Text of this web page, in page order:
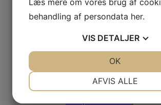
Sprøjter og Forstøvere
Fjernstyret Redskabsbærer
Personligt Sikkerhedsudstyr
Tilbehør til Robot plæneklipper
Traktor og Rider tilbehør
Trimmer og Buskrydder Tilbehør
Kædesav tilbehør
behandling af persondata her.
VIS DETALJER
AFVIS ALLE
OK